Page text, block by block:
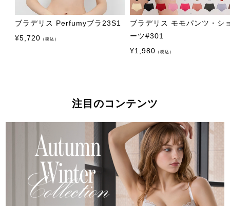
ブラデリス Perfumyブラ23S1
¥5,720 （税込）
ブラデリス モモパンツ・シ
ーツ#301
¥1,980 （税込）
注目のコンテンツ